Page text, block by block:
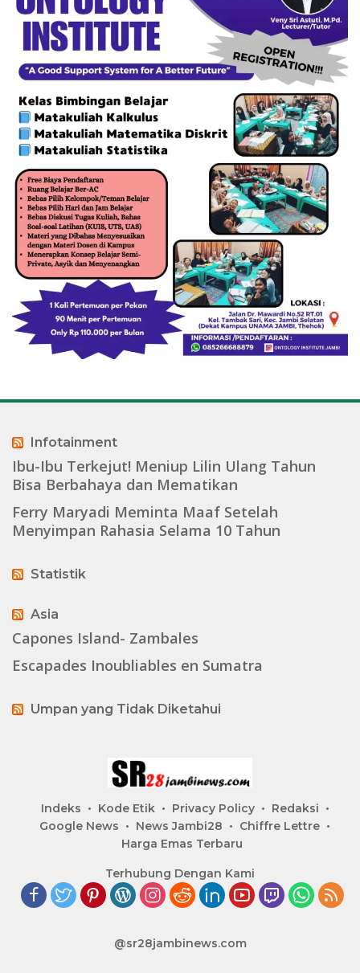
Infotainment
Ibu-Ibu Terkejut! Meniup Lilin Ulang Tahun
Bisa Berbahaya dan Mematikan
Ferry Maryadi Meminta Maaf Setelah
Menyimpan Rahasia Selama 10 Tahun
Statistik
Asia
Capones Island- Zambales
Escapades Inoubliables en Sumatra
Umpan yang Tidak Diketahui
Indeks Kode Etik Privacy Policy
Redaksi
Google News
News Jambi28
Chiffre Lettre
Harga Emas Terbaru
Terhubung Dengan Kami
@sr28jambinews.com